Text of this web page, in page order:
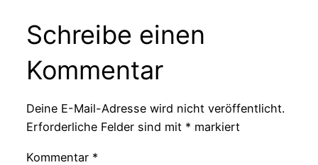
Schreibe einen
Kommentar
Deine E-Mail-Adresse wird nicht veröffentlicht.
Erforderliche Felder sind mit * markiert
Kommentar *